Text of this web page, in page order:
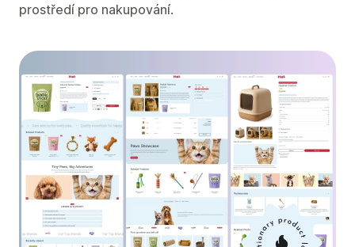
prostředí pro nakupování.